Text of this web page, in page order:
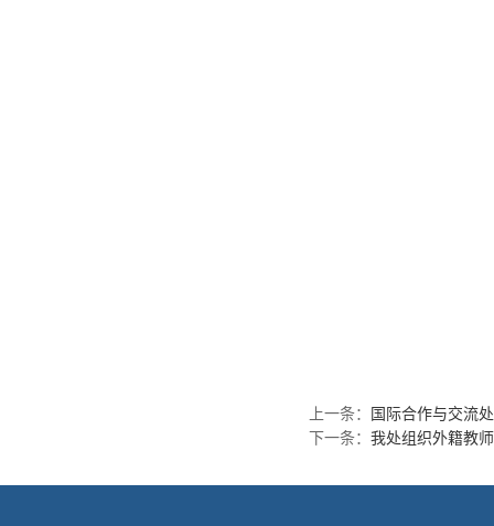
上一条：
国际合作与交流
下一条： 我处组织外籍教